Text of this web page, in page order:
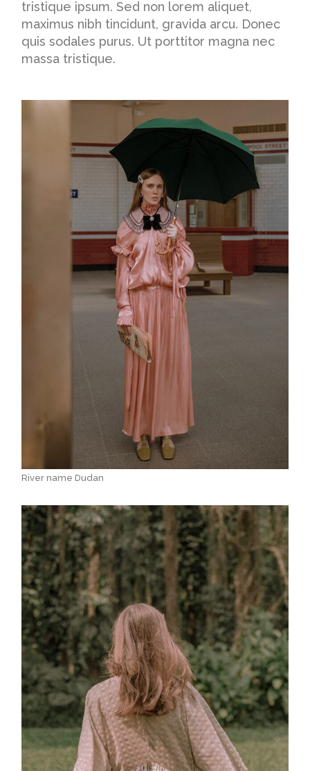
tristique ipsum. Sed non lorem aliquet,
maximus nibh tincidunt, gravida arcu. Donec
quis sodales purus. Ut porttitor magna nec
massa tristique.
River name Dudan